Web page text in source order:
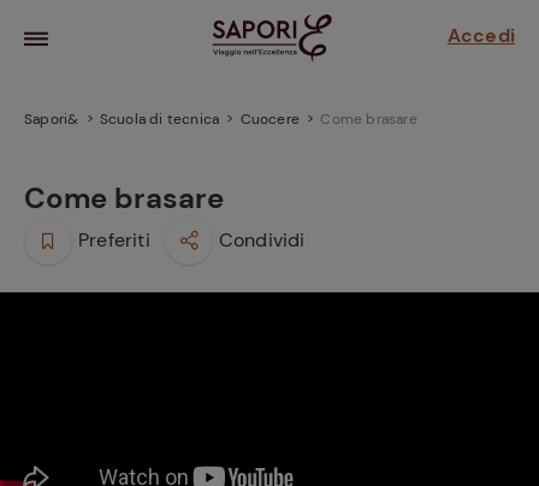
Accedi
Sapori& Scuola di tecnica Cuocere Come brasare
Come brasare
Preferiti Condividi